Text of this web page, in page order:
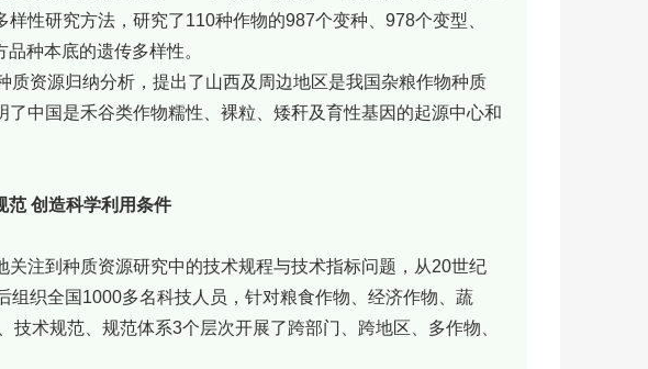
性研究方法，研究了110种作物的987个变种、978个变型、
种本底的遗传多样性。
资源归纳分析，提出了山西及周边地区是我国杂粮作物种质
中国是禾谷类作物糯性、裸粒、矮秆及育性基因的起源中心和
范 创造科学利用条件
注到种质资源研究中的技术规程与技术指标问题，从20世纪
织全国1000多名科技人员，针对粮食作物、经济作物、蔬
术规范、规范体系3个层次开展了跨部门、跨地区、多作物、